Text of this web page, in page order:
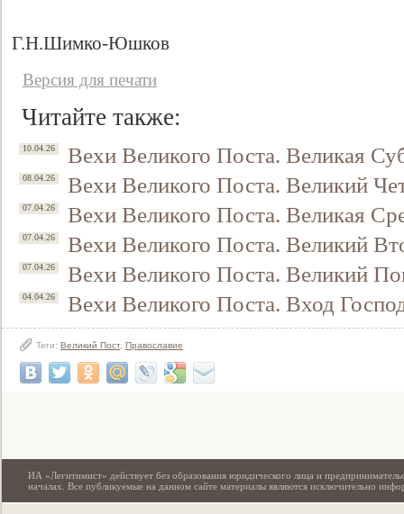
Г.Н.Шимко-Юшков
Версия для печати
Читайте также:
10.04.26 Вехи Великого Поста. Великая
08.04.26 Вехи Великого Поста. Великий
07.04.26 Вехи Великого Поста. Великая
07.04.26 Вехи Великого Поста. Великий
07.04.26 Вехи Великого Поста. Великий
04.04.26 Вехи Великого Поста. Вход
Теги: Великий Пост, Православие
Свидетельство
ИА «Легитимист» действует без образования юридического лица и
началах. Все публикуемые на данном сайте материалы являются исключительно